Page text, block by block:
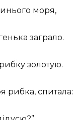
моря,
заграло.
золотую.
рибка, спитала: